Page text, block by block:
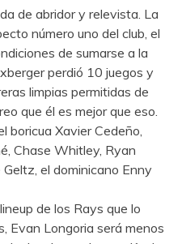
de abridor y relevista. La
número uno del club, el
de sumarse a la
perdió 10 juegos y
limpias permitidas de
que él es mejor que eso.
boricua Xavier Cedeño,
Chase Whitley, Ryan
el dominicano Enny
de los Rays que lo
Evan Longoria será menos